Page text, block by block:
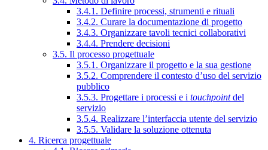
3.4.1. Definire processi, strumenti e rituali
3.4.2. Curare la documentazione di progetto
3.4.3. Organizzare tavoli tecnici collaborativi
3.4.4. Prendere decisioni
3.5. Il processo progettuale
3.5.1. Organizzare il progetto e la sua gestione
3.5.2. Comprendere il contesto d’uso del servizio
pubblico
3.5.3. Progettare i processi e i touchpointdel
servizio
3.5.4. Realizzare l’interfaccia utente del servizio
3.5.5. Validare la soluzione ottenuta
4. Ricerca progettuale